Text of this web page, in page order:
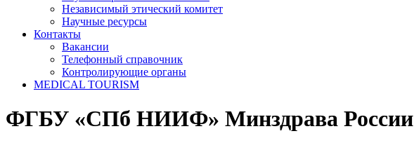
Независимый этический комитет
Научные ресурсы
Контакты
Вакансии
Телефонный справочник
Контролирующие органы
MEDICAL TOURISM
ФГБУ «СПб НИИФ» Минздрава России